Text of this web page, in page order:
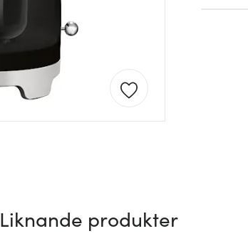
Liknande produkter